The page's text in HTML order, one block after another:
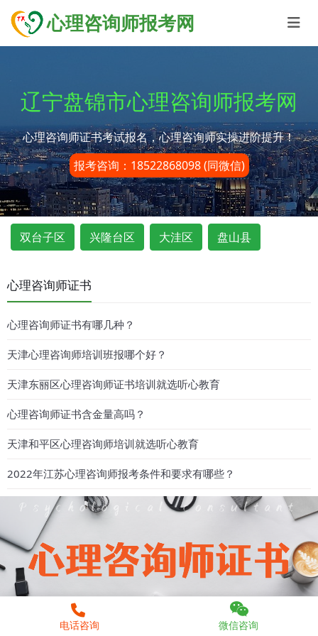
心理咨询师报考网
辽宁盘锦市心理咨询师报考网
心理咨询师证书考试报名，心理咨询师实操进阶提升！
报考咨询：18522868098 (同微信)
双台子区 兴隆台区 大洼区 盘山县
心理咨询师证书
心理咨询师证书有哪几种？
天津心理咨询师培训班报哪个好？
天津东丽区心理咨询师证书培训就选听心教育
心理咨询师证书含金量高吗？
天津和平区心理咨询师培训就选听心教育
2022年江苏心理咨询师报考条件和要求有哪些？
电话咨询 微信咨询